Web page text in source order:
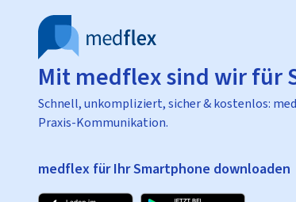
Mit medflex sind wir für
Schnell, unkompliziert, sicher & kostenlos:
Praxis-Kommunikation.
medflex für Ihr Smartphone downloaden